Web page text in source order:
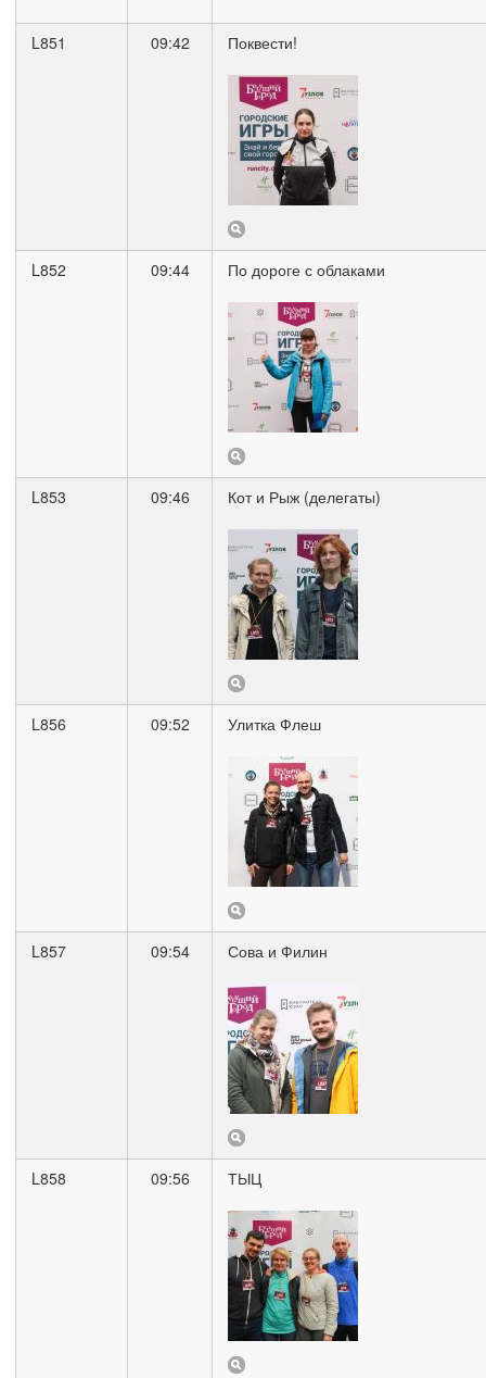
L851 09:42 Поквести!
L852 09:44 По дороге с облаками
L853 09:46 Кот и Рыж (делегаты)
L856 09:52 Улитка Флеш
L857 09:54 Сова и Филин
L858 09:56 ТЫЦ